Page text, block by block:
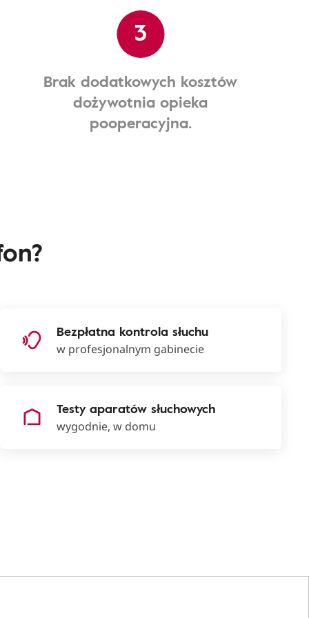
3
Brak dodatkowych kosztów
dożywotnia opieka
pooperacyjna.
Bezpłatna kontrola słuchu
w profesjonalnym gabinecie
Testy aparatów słuchowych
wygodnie, w domu